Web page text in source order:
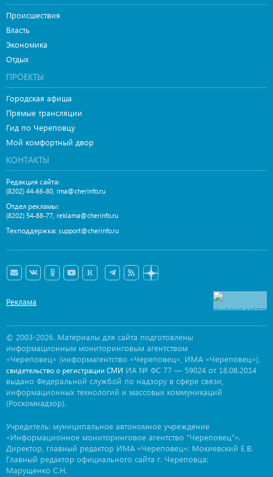
Происшествия
Власть
Экономика
Отдых
ПРОЕКТЫ
Городская афиша
Прямые трансляции
Гид по Череповцу
Мой комфортный двор
КОНТАКТЫ
Редакция сайта:
(8202) 44-66-80 ima@cherinfo.ru
Отдел рекламы:
(8202) 54-88-77 reklama@cherinfo.ru
Техподдержка: support@cherinfo.ru
Реклама
© 2003-2026. Материалы для сайта подготовлены
информационным мониторинговым агентством
«Череповец» (информагентство «Череповец», ИМА «Череповец»),
свидетельство о регистрации СМИ ИА № ФС 77 — 59024 от 18.08.2014
выдано Федеральной службой по надзору в сфере связи,
информационных технологий и массовых коммуникаций
(Роскомнадзор).
Учредитель: муниципальное автономное учреждение
«Информационное мониторинговое агентство "Череповец"».
Директор, главный редактор ИМА «Череповец»: Мокиевский Е.В.
Главный редактор официального сайта г. Череповца:
Марущенко С.Н.